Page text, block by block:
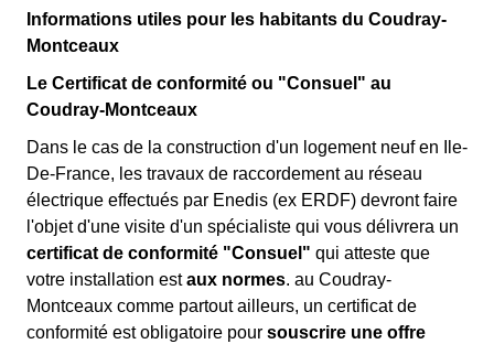
Informations utiles pour les habitants du Coudray-
Montceaux
Le Certificat de conformité ou "Consuel" au
Coudray-Montceaux
Dans le cas de la construction d'un logement neuf en Ile-
De-France, les travaux de raccordement au réseau
électrique effectués par Enedis (ex ERDF) devront faire
l'objet d'une visite d'un spécialiste qui vous délivrera un
certificat de conformité "Consuel" qui atteste que
votre installation estaux normes. au Coudray-
Montceaux comme partout ailleurs, un certificat de
conformité est obligatoire pour souscrire une offre